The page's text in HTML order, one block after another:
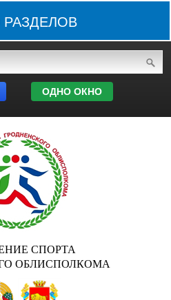
ОДНО ОКНО
СПОРТА
ОБЛИСПОЛКОМА